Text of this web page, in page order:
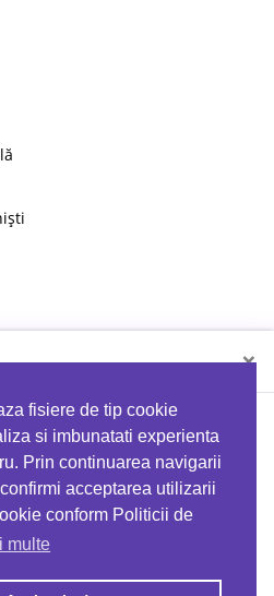
fisiere de tip cookie
si imbunatati experienta
Prin continuarea navigarii
acceptarea utilizarii
conform Politicii de
multe
×
comandă folosind codul
acum